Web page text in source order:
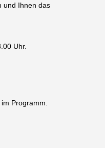
und Ihnen das
Uhr.
Programm.